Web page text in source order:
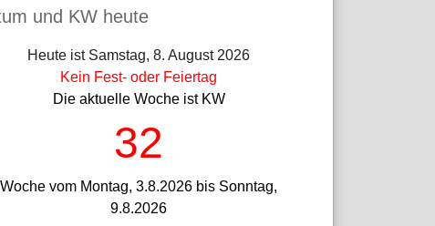
und KW heute
Heute ist Samstag, 8. August 2026
Kein Fest- oder Feiertag
Die aktuelle Woche ist KW
32
Woche vom Montag, 3.8.2026 bis Sonntag,
9.8.2026